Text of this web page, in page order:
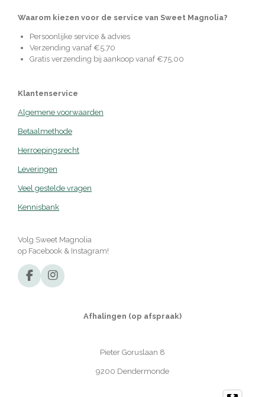
Waarom kiezen voor de service van Sweet Magnolia?
Persoonlijke service & advies
Verzending vanaf €5,70
Gratis verzending bij aankoop vanaf €75,00
Klantenservice
Algemene voorwaarden
Betaalmethode
Herroepingsrecht
Leveringen
Veel gestelde vragen
Kennisbank
Volg Sweet Magnolia
op Facebook & Instagram!
F
a
I
n
Afhalingen (op afspraak)
Pieter Goruslaan 8
9200 Dendermonde